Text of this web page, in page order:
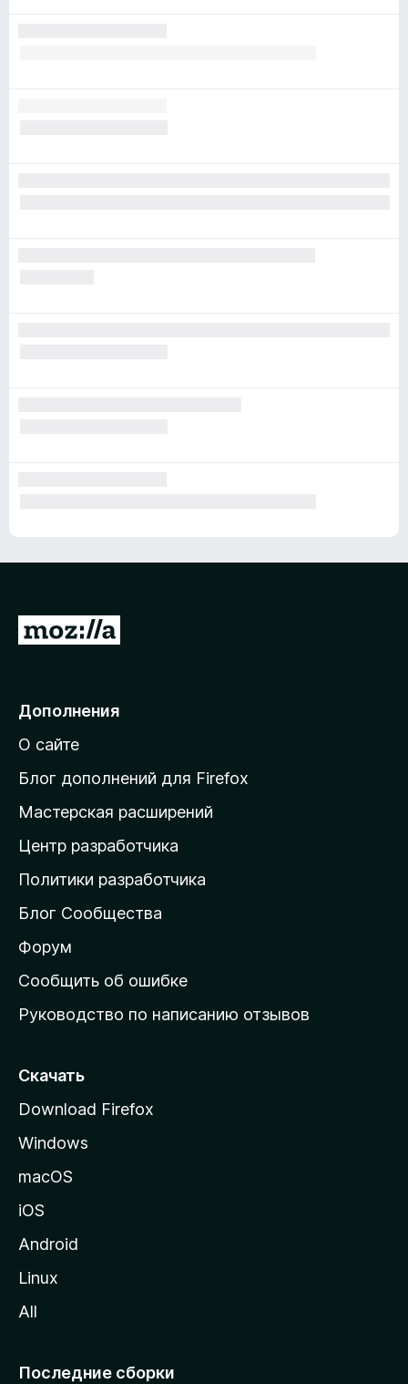
П
е
й
т
и
а
д
о
а
ш
н
ю
т
а
н
у
M
i
l
Дополнения
О сайте
Блог дополнений для Firefox
Мастерская расширений
Центр разработчика
Политики разработчика
Блог Сообщества
Форум
Сообщить об ошибке
Руководство по написанию отзывов
Скачать
Download Firefox
Windows
macOS
iOS
Android
Linux
All
Последние сборки